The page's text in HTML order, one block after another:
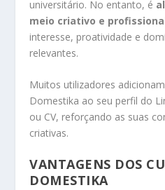
universitário. No entanto, é
meio criativo e
interesse, proatividade e
relevantes.
Muitos utilizadores
Domestika ao seu perfil do
ou CV, reforçando as suas
criativas.
VANTAGENS DOS
DOMESTIKA